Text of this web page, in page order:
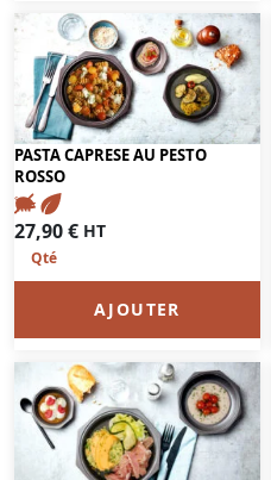
PASTA CAPRESE AU PESTO
ROSSO
27,90€ HT
AJOUTER